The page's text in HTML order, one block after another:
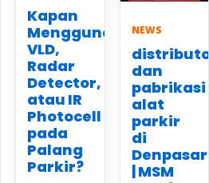
Kapan
Menggunakan
VLD,
Radar
Detector,
atau IR
Photocell
pada
Palang
Parkir?
NEWS
distributor
dan
pabrikasi
alat
parkir
di
Denpasar
| MSM